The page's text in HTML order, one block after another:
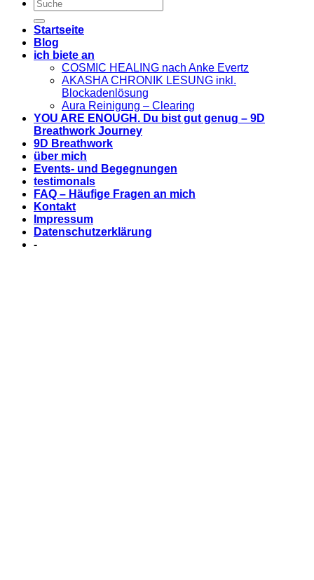
Startseite
Blog
ich biete an
COSMIC HEALING nach Anke Evertz
AKASHA CHRONIK LESUNG inkl.
Blockadenlösung
Aura Reinigung – Clearing
YOU ARE ENOUGH. Du bist gut genug – 9D
Breathwork Journey
9D Breathwork
über mich
Events- und Begegnungen
testimonals
FAQ – Häufige Fragen an mich
Kontakt
Impressum
Datenschutzerklärung
-